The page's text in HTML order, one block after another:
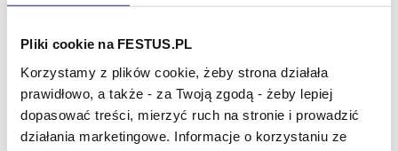
Pliki cookie na FESTUS.PL
Korzystamy z plików cookie, żeby strona działała
prawidłowo, a także - za Twoją zgodą - żeby lepiej
dopasować treści, mierzyć ruch na stronie i prowadzić
działania marketingowe. Informacje o korzystaniu ze
Archiwum wpisów tagu: pearl
wine